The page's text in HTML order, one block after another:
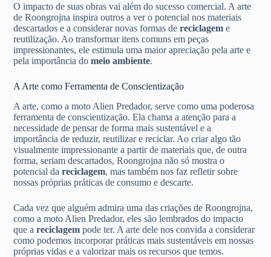
O impacto de suas obras vai além do sucesso comercial. A arte
de Roongrojna inspira outros a ver o potencial nos materiais
descartados e a considerar novas formas dereciclagem e
reutilização. Ao transformar itens comuns em peças
impressionantes, ele estimula uma maior apreciação pela arte e
pela importância domeio ambiente.
A Arte como Ferramenta de Conscientização
A arte, como a moto Alien Predador, serve como uma poderosa
ferramenta de conscientização. Ela chama a atenção para a
necessidade de pensar de forma mais sustentável e a
importância de reduzir, reutilizar e reciclar. Ao criar algo tão
visualmente impressionante a partir de materiais que, de outra
forma, seriam descartados, Roongrojna não só mostra o
potencial dareciclagem, mas também nos faz refletir sobre
nossas próprias práticas de consumo e descarte.
Cada vez que alguém admira uma das criações de Roongrojna,
como a moto Alien Predador, eles são lembrados do impacto
que areciclagem pode ter. A arte dele nos convida a considerar
como podemos incorporar práticas mais sustentáveis em nossas
próprias vidas e a valorizar mais os recursos que temos.